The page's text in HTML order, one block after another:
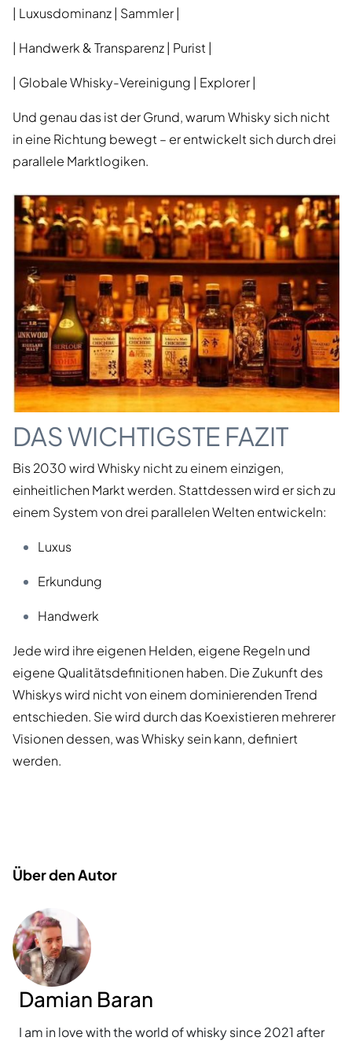
| Luxusdominanz | Sammler |
| Handwerk & Transparenz | Purist |
| Globale Whisky-Vereinigung | Explorer |
Und genau das ist der Grund, warum Whisky sich nicht
in eine Richtung bewegt – er entwickelt sich durch drei
parallele Marktlogiken.
DAS WICHTIGSTE FAZIT
Bis 2030 wird Whisky nicht zu einem einzigen,
einheitlichen Markt werden. Stattdessen wird er sich zu
einem System von drei parallelen Welten entwickeln:
Luxus
Erkundung
Handwerk
Jede wird ihre eigenen Helden, eigene Regeln und
eigene Qualitätsdefinitionen haben. Die Zukunft des
Whiskys wird nicht von einem dominierenden Trend
entschieden. Sie wird durch das Koexistieren mehrerer
Visionen dessen, was Whisky sein kann, definiert
werden.
Über den Autor
Damian Baran
I am in love with the world of whisky since 2021 after